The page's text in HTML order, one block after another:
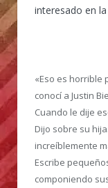
interesado en
«Eso es horrible
conocí a Justin
Cuando le dije
Dijo sobre su
increíblemente
Escribe
componiendo